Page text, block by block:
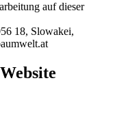
auf dieser
18, Slowakei,